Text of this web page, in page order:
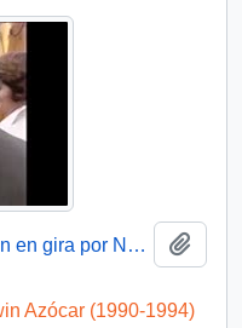
Imágenes del Presidente Aylwin en gira por Nueva Zelanda: video
Azócar (1990-1994)